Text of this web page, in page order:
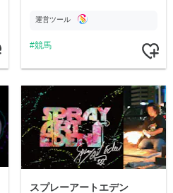
運営ツール
競馬
スプレーアートエデン